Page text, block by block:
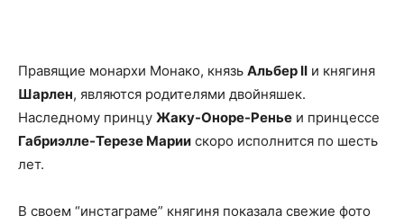
Правящие монархи Монако, князь Альбер II и княгиня
Шарлен, являются родителями двойняшек.
Наследному принцу Жаку-Оноре-Ренье и принцессе
Габриэлле-Терезе Марии скоро исполнится по шесть
лет.
В своем “инстаграме” княгиня показала свежие фото